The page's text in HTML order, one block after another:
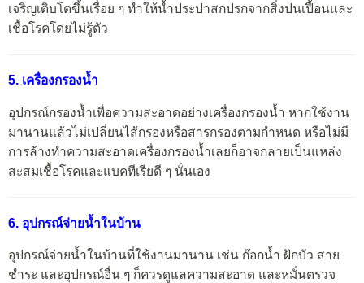
เจริญเติบโตขึ้นเรื่อย ๆ ทำให้น้ำประปาสกปรกจากสิ่งปนเปื้อนและ
เชื้อโรคโดยไม่รู้ตัว
5. เครื่องกรองน้ำ
อุปกรณ์กรองน้ำเพื่อความสะอาดอย่างเครื่องกรองน้ำ หากใช้งาน
มานานแล้วไม่เปลี่ยนไส้กรองหรือสารกรองตามกำหนด หรือไม่มี
การล้างทำความสะอาดเครื่องกรองน้ำเลยก็อาจกลายเป็นแหล่ง
สะสมเชื้อโรคและแบคทีเรียดี ๆ นั่นเอง
6. อุปกรณ์จ่ายน้ำในบ้าน
อุปกรณ์จ่ายน้ำในบ้านที่ใช้งานมานาน เช่น ก๊อกน้ำ ฝักบัว สาย
ชำระ และอุปกรณ์อื่น ๆ ก็ควรดูแลความสะอาด และหมั่นตรวจ